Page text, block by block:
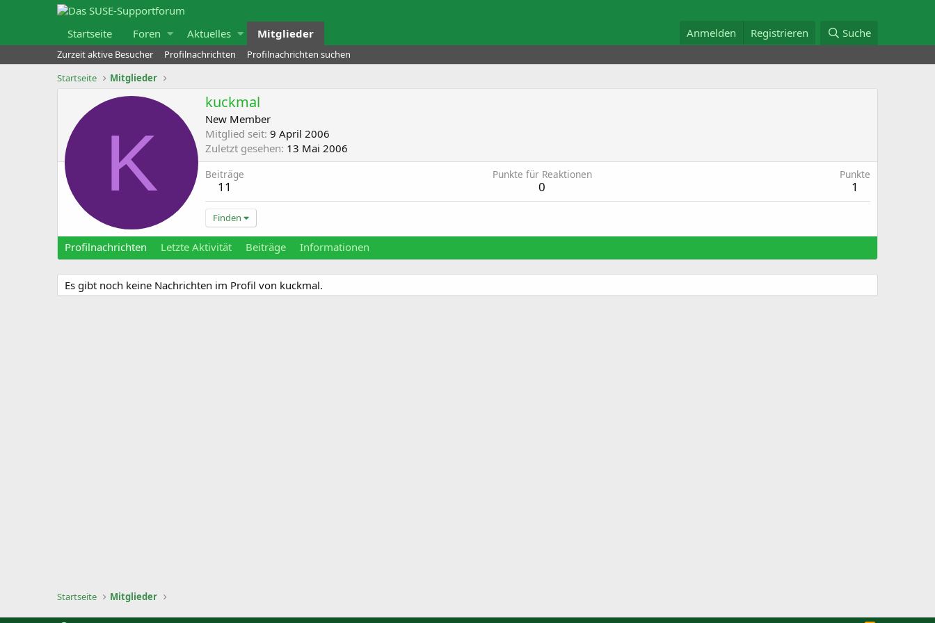
Startseite Foren Aktuelles Mitglieder Anmelden Registrieren Suche
Zurzeit aktive Besucher Profilnachrichten
Profilnachrichten suchen
Startseite
Mitglieder
K
kuckmal
New Member
Mitglied seit 9 April 2006
Zuletzt gesehen 13 Mai 2006
Beiträge
11
Punkte für Reaktionen
0
Punkte
1
Finden
Profilnachrichten Letzte Aktivität Beiträge Informationen
Es gibt noch keine Nachrichten im Profil von kuckmal.
Startseite Mitglieder